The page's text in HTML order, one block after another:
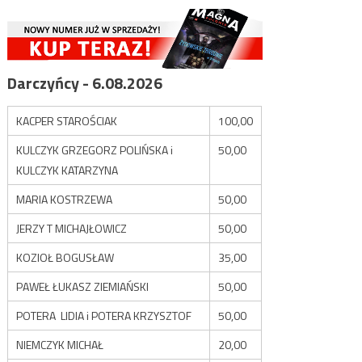
Darczyńcy - 6.08.2026
KACPER STAROŚCIAK
100,00
KULCZYK GRZEGORZ POLIŃSKA i
KULCZYK KATARZYNA
50,00
MARIA KOSTRZEWA
50,00
JERZY T MICHAJŁOWICZ
50,00
KOZIOŁ BOGUSŁAW
35,00
PAWEŁ ŁUKASZ ZIEMIAŃSKI
50,00
POTERA LIDIA i POTERA KRZYSZTOF
50,00
NIEMCZYK MICHAŁ
20,00